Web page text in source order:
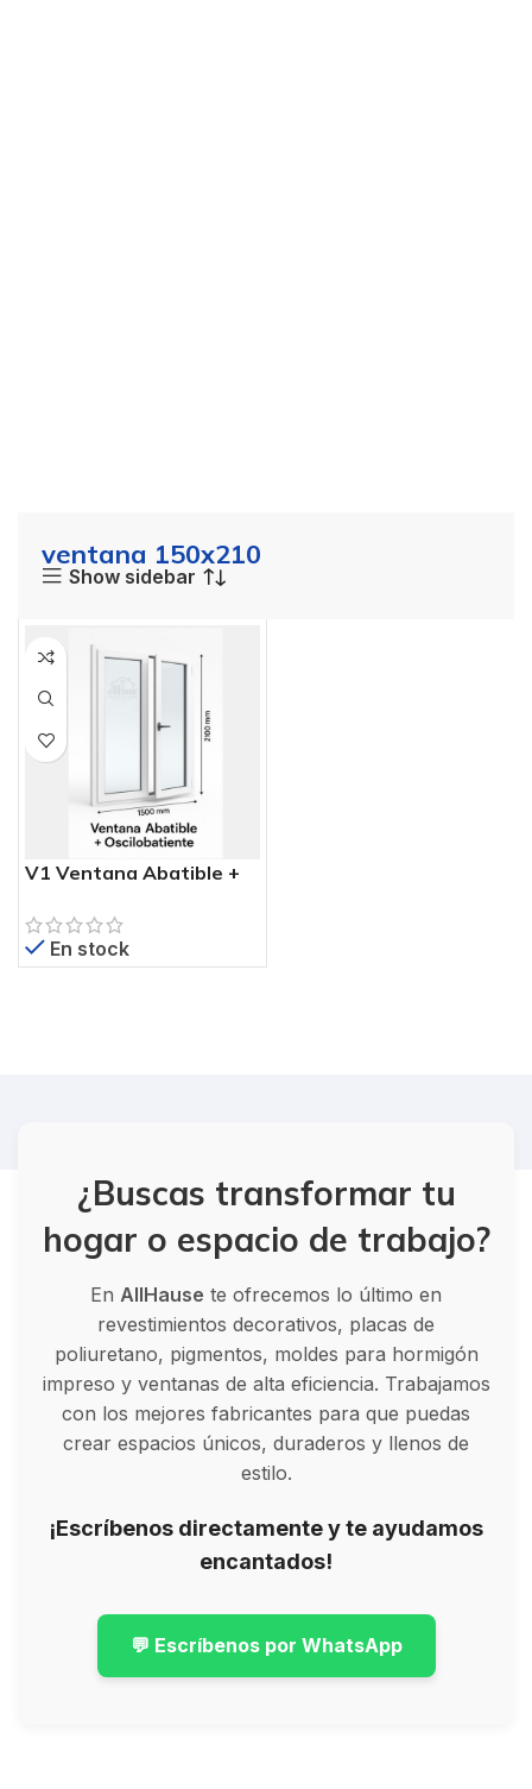
ventana 150x210
Show sidebar
V1 Ventana Abatible +
Blanca 150×210 cm –
Perfil Megaline 6
En stock
¿Buscas transformar tu
hogar o espacio de trabajo?
En AllHause te ofrecemos lo último en
revestimientos decorativos, placas de
poliuretano, pigmentos, moldes para hormigón
impreso y ventanas de alta eficiencia. Trabajamos
con los mejores fabricantes para que puedas
crear espacios únicos, duraderos y llenos de
estilo.
¡Escríbenos directamente y te ayudamos
encantados!
💬 Escríbenos por WhatsApp